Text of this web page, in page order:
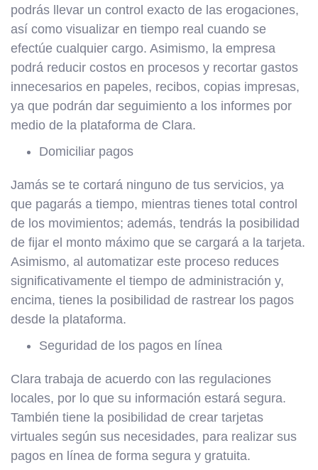
podrás llevar un control exacto de las erogaciones,
así como visualizar en tiempo real cuando se
efectúe cualquier cargo. Asimismo, la empresa
podrá reducir costos en procesos y recortar gastos
innecesarios en papeles, recibos, copias impresas,
ya que podrán dar seguimiento a los informes por
medio de la plataforma de Clara.
Domiciliar pagos
Jamás se te cortará ninguno de tus servicios, ya
que pagarás a tiempo, mientras tienes total control
de los movimientos; además, tendrás la posibilidad
de fijar el monto máximo que se cargará a la tarjeta.
Asimismo, al automatizar este proceso reduces
significativamente el tiempo de administración y,
encima, tienes la posibilidad de rastrear los pagos
desde la plataforma.
Seguridad de los pagos en línea
Clara trabaja de acuerdo con las regulaciones
locales, por lo que su información estará segura.
También tiene la posibilidad de crear tarjetas
virtuales según sus necesidades, para realizar sus
pagos en línea de forma segura y gratuita.